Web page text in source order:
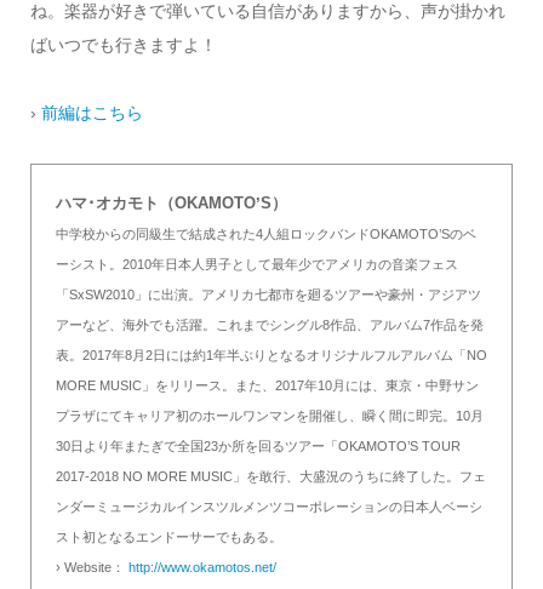
ね。楽器が好きで弾いている自信がありますから、声が掛かれ
ばいつでも行きますよ！
› 前編はこちら
ハマ･オカモト（OKAMOTOʼS）
中学校からの同級生で結成された4人組ロックバンドOKAMOTO’Sのベ
ーシスト。2010年日本人男子として最年少でアメリカの音楽フェス
「SxSW2010」に出演。アメリカ七都市を廻るツアーや豪州・アジアツ
アーなど、海外でも活躍。これまでシングル8作品、アルバム7作品を発
表。2017年8月2日には約1年半ぶりとなるオリジナルフルアルバム「NO
MORE MUSIC」をリリース。また、2017年10月には、東京・中野サン
プラザにてキャリア初のホールワンマンを開催し、瞬く間に即完。10月
30日より年またぎで全国23か所を回るツアー「OKAMOTO’S TOUR
2017-2018 NO MORE MUSIC」を敢行、大盛況のうちに終了した。フェ
ンダーミュージカルインスツルメンツコーポレーションの日本人ベーシ
スト初となるエンドーサーでもある。
› Website： http://www.okamotos.net/